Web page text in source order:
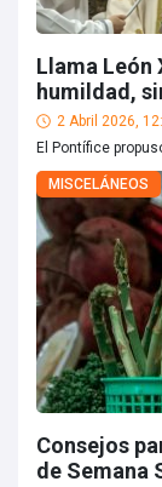
Llama León
humildad,
2 Abril 2026,
El Pontífice
MISCELÁNEOS
Consejos
de Semana